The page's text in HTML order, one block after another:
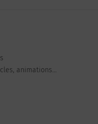
animations...